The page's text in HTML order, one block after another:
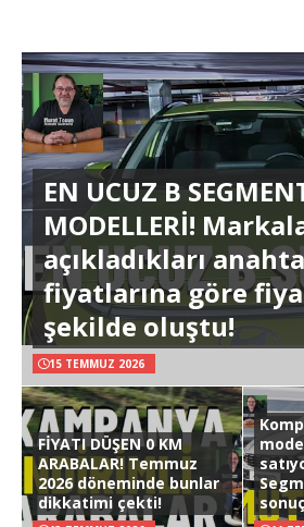
EN UCUZ B
MODELLERİ!
açıkladıkları
fiyatlarına göre
şekilde oluştu!
15 TEMMUZ 2026
FİYATI DÜŞEN 0 KM
ARABALAR! Temmuz
2026 döneminde bunlar
dikkatimi çekti!